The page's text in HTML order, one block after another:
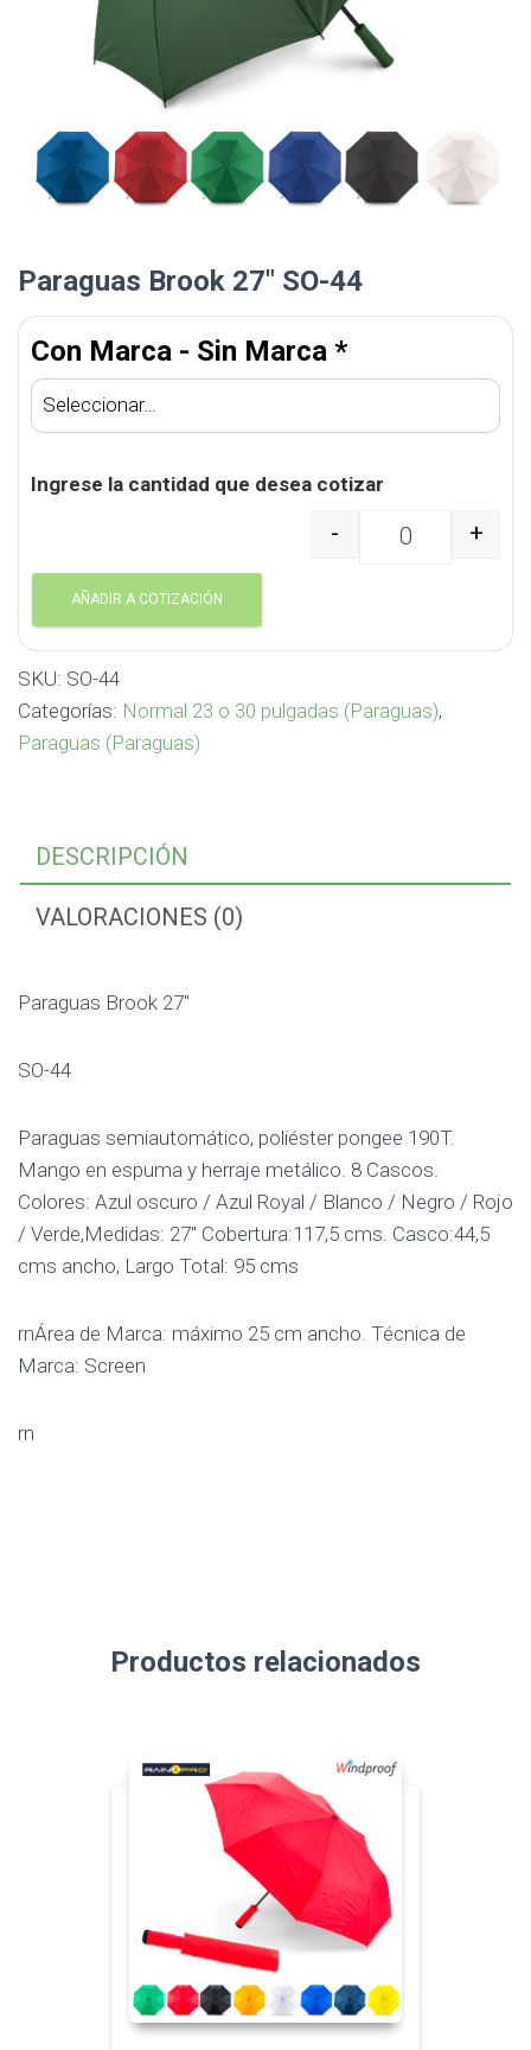
Paraguas Brook 27″ SO-44
Con Marca - Sin Marca *
Ingrese la cantidad que desea cotizar
Paraguas Brook 27"
- +
AÑADIR A COTIZACIÓN
SKU: SO-44
Categorías: Normal 23 o 30 pulgadas (Paraguas),
Paraguas (Paraguas)
DESCRIPCIÓN
VALORACIONES (0)
Paraguas Brook 27″
SO-44
Paraguas semiautomático, poliéster pongee 190T.
Mango en espuma y herraje metálico. 8 Cascos.
Colores: Azul oscuro / Azul Royal / Blanco / Negro / Rojo
/ Verde,Medidas: 27″ Cobertura:117,5 cms. Casco:44,5
cms ancho, Largo Total: 95 cms
rnÁrea de Marca: máximo 25 cm ancho. Técnica de
Marca: Screen
rn
Productos relacionados